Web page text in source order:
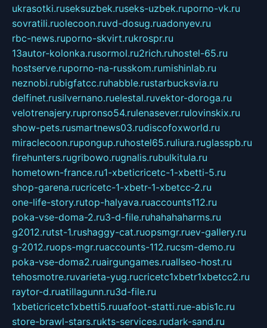
ukrasotki.ruseksuzbek.ruseks-uzbek.ruporno-vk.ru
sovratili.ruolecoon.ruvd-dosug.ruadonyev.ru
rbc-news.ruporno-skvirt.rukrospr.ru
13autor-kolonka.rusormol.ru2rich.ruhostel-65.ru
hostserve.ruporno-na-russkom.rumishinlab.ru
neznobi.rubigfatcc.ruhabble.rustarbucksvia.ru
delfinet.rusilvernano.ruelestal.ruvektor-doroga.ru
velotrenajery.rupronso54.rulenasever.rulovinskix.ru
show-pets.rusmartnews03.rudiscofoxworld.ru
miraclecoon.rupongup.ruhostel65.ruliura.ruglasspb.ru
firehunters.rugribowo.rugnalis.rubulkitula.ru
hometown-france.ru1-xbeticricetc-1-xbetti-5.ru
shop-garena.rucricetc-1-xbetr-1-xbetcc-2.ru
one-life-story.rutop-halyava.ruaccounts112.ru
poka-vse-doma-2.ru3-d-file.ruhahahaharms.ru
g2012.rutst-1.rushaggy-cat.ruopsmgr.ruev-gallery.ru
g-2012.ruops-mgr.ruaccounts-112.rucsm-demo.ru
poka-vse-doma2.ruairgungames.ruallseo-host.ru
tehosmotre.ruvarieta-yug.rucricetc1xbetr1xbetcc2.ru
raytor-d.ruatillagunn.ru3d-file.ru
1xbeticricetc1xbetti5.ruuafoot-statti.rue-abis1c.ru
store-brawl-stars.rukts-services.rudark-sand.ru